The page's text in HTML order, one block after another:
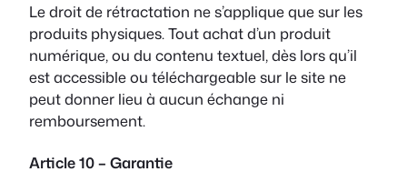
Le droit de rétractation ne s’applique que sur les
produits physiques. Tout achat d’un produit
numérique, ou du contenu textuel, dès lors qu’il
est accessible ou téléchargeable sur le site ne
peut donner lieu à aucun échange ni
remboursement.
Article 10 – Garantie